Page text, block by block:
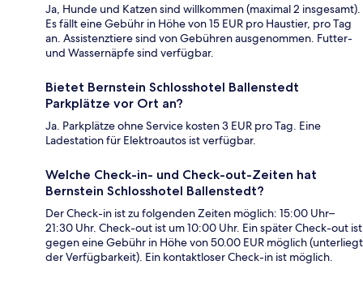
Ja, Hunde und Katzen sind willkommen (maximal 2 insgesamt).
Es fällt eine Gebühr in Höhe von 15 EUR pro Haustier, pro Tag
an. Assistenztiere sind von Gebühren ausgenommen. Futter-
und Wassernäpfe sind verfügbar.
Bietet Bernstein Schlosshotel Ballenstedt
Parkplätze vor Ort an?
Ja. Parkplätze ohne Service kosten 3 EUR pro Tag. Eine
Ladestation für Elektroautos ist verfügbar.
Welche Check-in- und Check-out-Zeiten hat
Bernstein Schlosshotel Ballenstedt?
Der Check-in ist zu folgenden Zeiten möglich: 15:00 Uhr–
21:30 Uhr. Check-out ist um 10:00 Uhr. Ein später Check-out ist
gegen eine Gebühr in Höhe von 50.00 EUR möglich (unterliegt
der Verfügbarkeit). Ein kontaktloser Check-in ist möglich.